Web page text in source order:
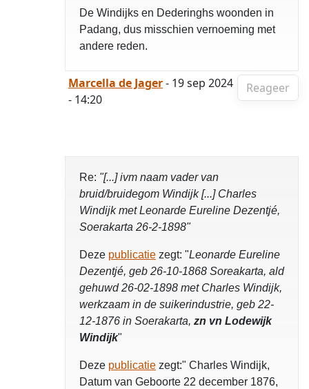
De Windijks en Dederinghs woonden in
Padang, dus misschien vernoeming met
andere reden.
Reageer
Marcella de Jager- 19 sep 2024
- 14:20
Re: "[...] ivm naam vader van
bruid/bruidegom Windijk [...] Charles
Windijk met Leonarde Eureline Dezentjé,
Soerakarta 26-2-1898"
Deze publicatie zegt: "Leonarde Eureline
Dezentjé, geb 26-10-1868 Soreakarta, ald
gehuwd 26-02-1898 met Charles Windijk,
werkzaam in de suikerindustrie, geb 22-
12-1876 in Soerakarta, zn vn Lodewijk
Windijk"
Deze publicatie zegt:" Charles Windijk,
Datum van Geboorte 22 december 1876,